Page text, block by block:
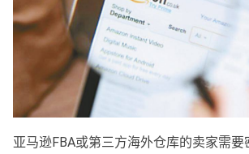
亚马逊FBA或第三方海外仓库的卖家需